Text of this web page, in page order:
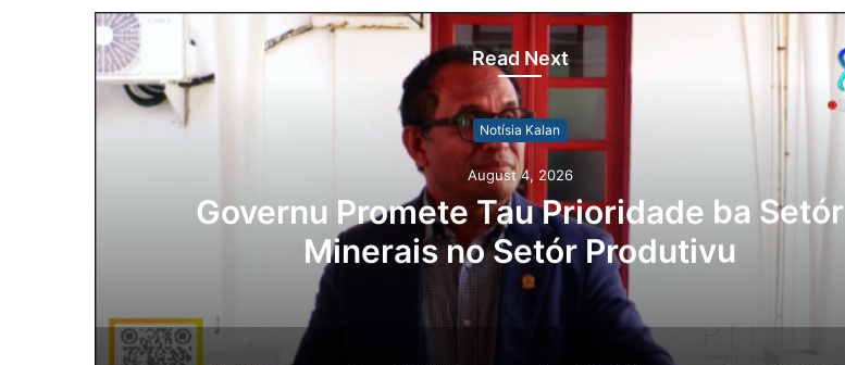
Read Next
Notísia Kalan
August 4, 2026
Governu Promete Tau Prioridade ba Setór
Minerais no Setór Produtivu